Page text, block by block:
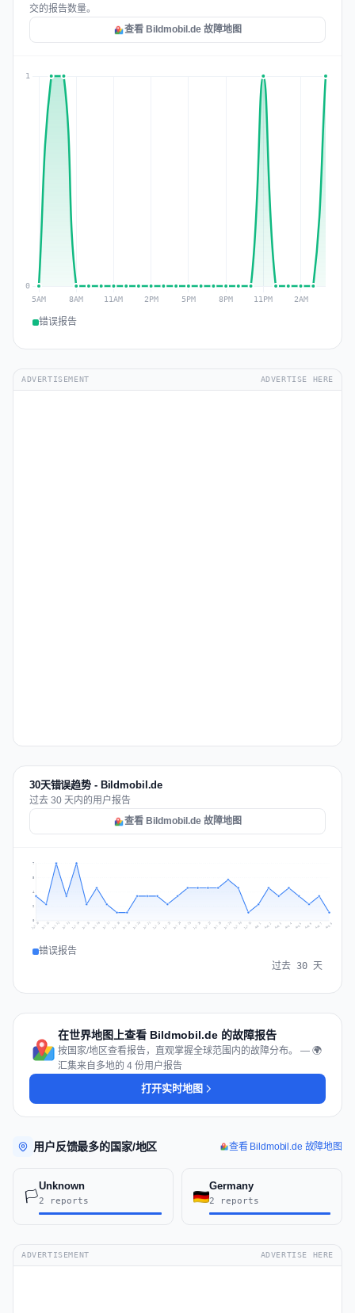
交的报告数量。
查看 Bildmobil.de 故障地图
错误报告
ADVERTISEMENT ADVERTISE HERE
30天错误趋势 - Bildmobil.de
过去 30 天内的用户报告
查看 Bildmobil.de 故障地图
2
4
5
7
Jul 10 Jul 11 Jul 12 Jul 13 Jul 14 Jul 15 Jul 16 Jul 17 Jul 18 Jul 19 Jul 20 Jul 21 Jul 22 Jul 23 Jul 24 Jul 25 Jul 26 Jul 27 Jul 28 Jul 29 Jul 30 Jul 31 Aug 1 Aug 2 Aug 3 Aug 4 Aug 5 Aug 6 Aug 7 Aug 8
错误报告
过去 30 天
在世界地图上查看 Bildmobil.de 的故障报告
按国家/地区查看报告，直观掌握全球范围内的故障分布。 — 🌍
汇集来自多地的 4 份用户报告
打开实时地图
用户反馈最多的国家/地区 查看 Bildmobil.de 故障地图
🏳️
Unknown
2 reports
Germany
2 reports
ADVERTISEMENT ADVERTISE HERE